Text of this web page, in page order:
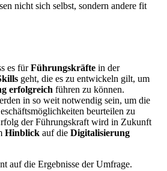
nicht sich selbst, sondern andere fit
es fürFührungskräfte in der
geht, die es zu entwickeln gilt, um
erfolgreich führen zu können.
in so weit notwendig sein, um die
beurteilen zu
der Führungskraft wird in Zukunft
Hinblick auf die Digitalisierung
auf die Ergebnisse der Umfrage.